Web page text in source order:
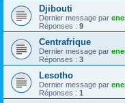
Djibouti
Dernier message par
Réponses : 9
Centrafrique
Dernier message par
Réponses : 3
Lesotho
Dernier message par
Réponses : 1